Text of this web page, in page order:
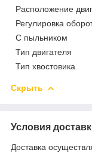
Расположение
Регулировка
С пыльником
Тип двигателя
Тип хвостовика
Скрыть
Условия
Доставка